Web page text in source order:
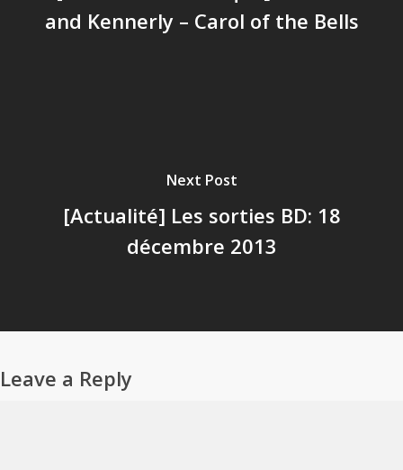
and Kennerly – Carol of the Bells
Next Post
[Actualité] Les sorties BD: 18
décembre 2013
Leave a Reply